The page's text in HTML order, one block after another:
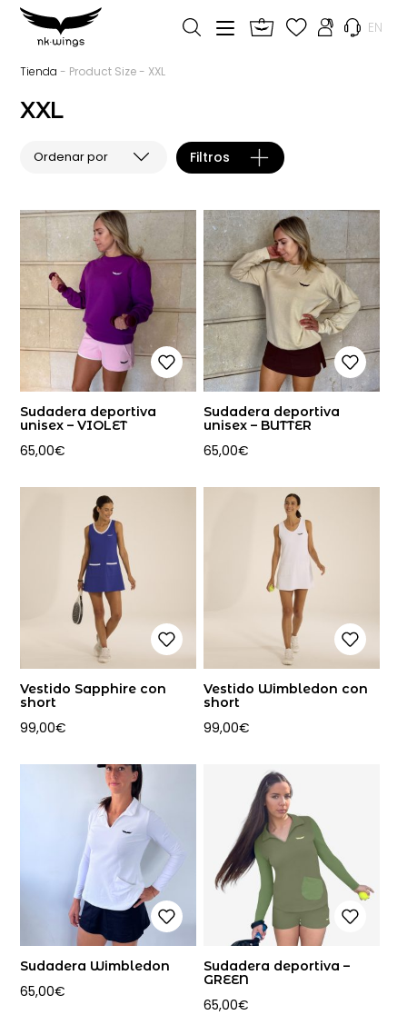
EN
Tienda - Product Size - XXL
XXL
Filtros
Sudadera deportiva
unisex – VIOLET
65,00€
Sudadera deportiva
unisex – BUTTER
65,00€
Vestido Sapphire con
short
99,00€
Vestido Wimbledon con
short
99,00€
Sudadera Wimbledon
65,00€
Sudadera deportiva –
GREEN
65,00€